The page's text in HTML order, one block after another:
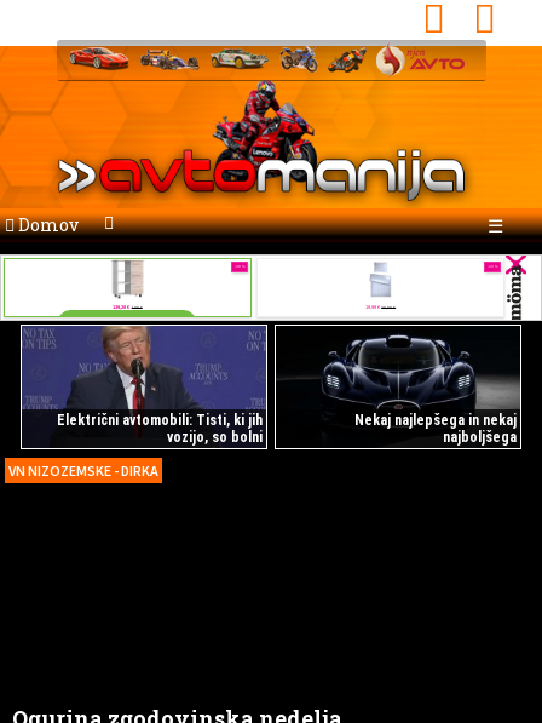
Domov ☰
Električni avtomobili: Tisti, ki jih
vozijo, so bolni
Nekaj najlepšega in nekaj
najboljšega
VN NIZOZEMSKE - DIRKA